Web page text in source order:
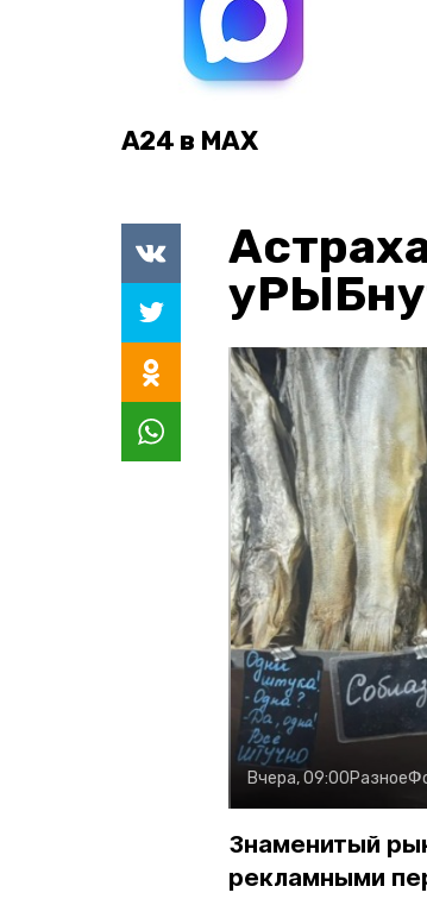
А24 в MAX
Вчера, 09:00Разное
Знаменитый
рекламными